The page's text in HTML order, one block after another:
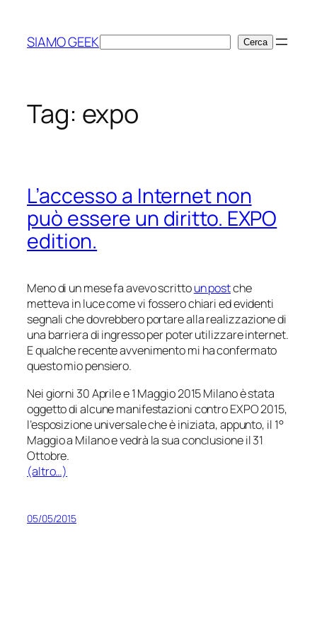
contenuto
SIAMO GEEKCerca Cerca
Tag: expo
L’accesso a Internet non
può essere un diritto. EXPO
edition.
Meno di un mese fa avevo scrittoun postche
metteva in luce come vi fossero chiari ed evidenti
segnali che dovrebbero portare alla realizzazione di
una barriera di ingresso per poter utilizzare internet.
E qualche recente avvenimento mi ha confermato
questo mio pensiero.
Nei giorni 30 Aprile e 1 Maggio 2015 Milano è stata
oggetto di alcune manifestazioni contro EXPO 2015,
l’esposizione universale che è iniziata, appunto, il 1°
Maggio a Milano e vedrà la sua conclusione il 31
Ottobre.
(altro…)
05/05/2015